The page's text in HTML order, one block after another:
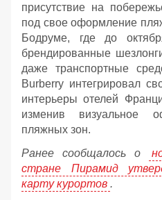
присутствие на
под свое оформление
Бодруме, где до
брендированные
даже транспортные
Burberry интегрировал
интерьеры отелей
изменив визуальное
пляжных зон.
Ранее сообщалось о
стране Пирамид
карту курортов .